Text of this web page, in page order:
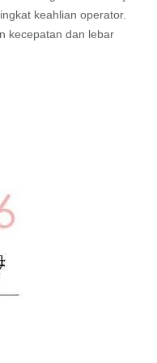
keahlian operator.
kecepatan dan lebar